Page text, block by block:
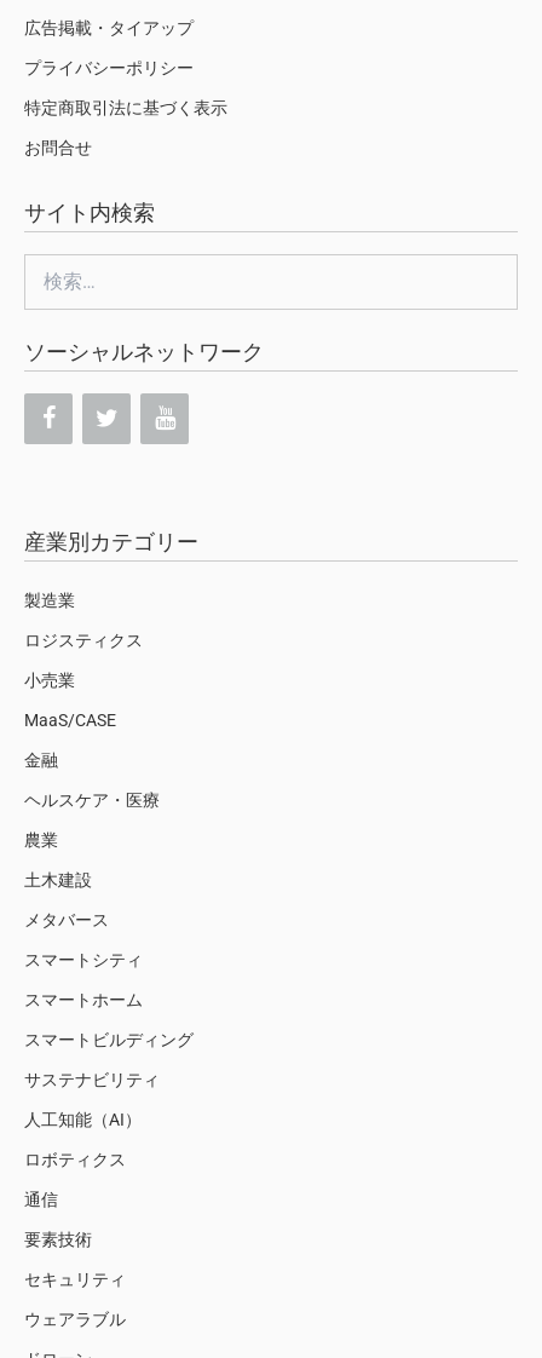
広告掲載・タイアップ
プライバシーポリシー
特定商取引法に基づく表示
お問合せ
サイト内検索
索:
ソーシャルネットワーク
産業別カテゴリー
製造業
ロジスティクス
小売業
MaaS/CASE
金融
ヘルスケア・医療
農業
土木建設
メタバース
スマートシティ
スマートホーム
スマートビルディング
サステナビリティ
人工知能（AI）
ロボティクス
通信
要素技術
セキュリティ
ウェアラブル